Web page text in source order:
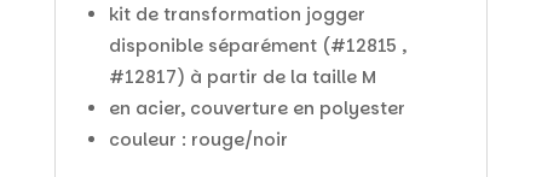
kit de transformation jogger
disponible séparément (#12815 ,
#12817) à partir de la taille M
en acier, couverture en polyester
couleur : rouge/noir